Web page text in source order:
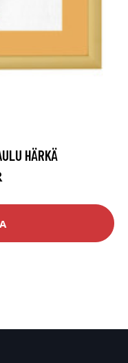
HÄRKÄ